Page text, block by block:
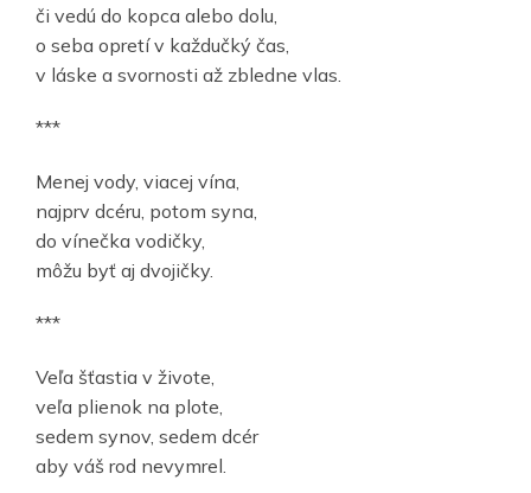
či vedú do kopca alebo dolu,
o seba opretí v každučký čas,
v láske a svornosti až zbledne vlas.
***
Menej vody, viacej vína,
najprv dcéru, potom syna,
do vínečka vodičky,
môžu byť aj dvojičky.
***
Veľa šťastia v živote,
veľa plienok na plote,
sedem synov, sedem dcér
aby váš rod nevymrel.